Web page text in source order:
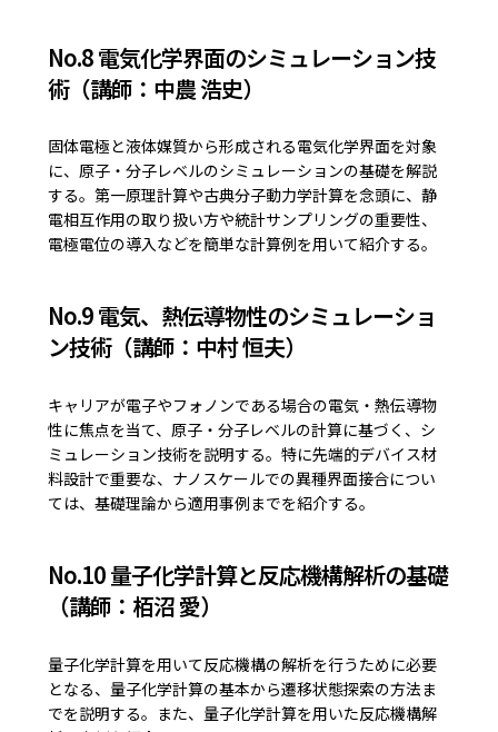
No.8 電気化学界面のシミュレーション技
術（講師：中農 浩史）
固体電極と液体媒質から形成される電気化学界面を対象
に、原子・分子レベルのシミュレーションの基礎を解説
する。第一原理計算や古典分子動力学計算を念頭に、静
電相互作用の取り扱い方や統計サンプリングの重要性、
電極電位の導入などを簡単な計算例を用いて紹介する。
No.9 電気、熱伝導物性のシミュレーショ
ン技術（講師：中村 恒夫）
キャリアが電子やフォノンである場合の電気・熱伝導物
性に焦点を当て、原子・分子レベルの計算に基づく、シ
ミュレーション技術を説明する。特に先端的デバイス材
料設計で重要な、ナノスケールでの異種界面接合につい
ては、基礎理論から適用事例までを紹介する。
No.10 量子化学計算と反応機構解析の基礎
（講師：栢沼 愛）
量子化学計算を用いて反応機構の解析を行うために必要
となる、量子化学計算の基本から遷移状態探索の方法ま
でを説明する。また、量子化学計算を用いた反応機構解